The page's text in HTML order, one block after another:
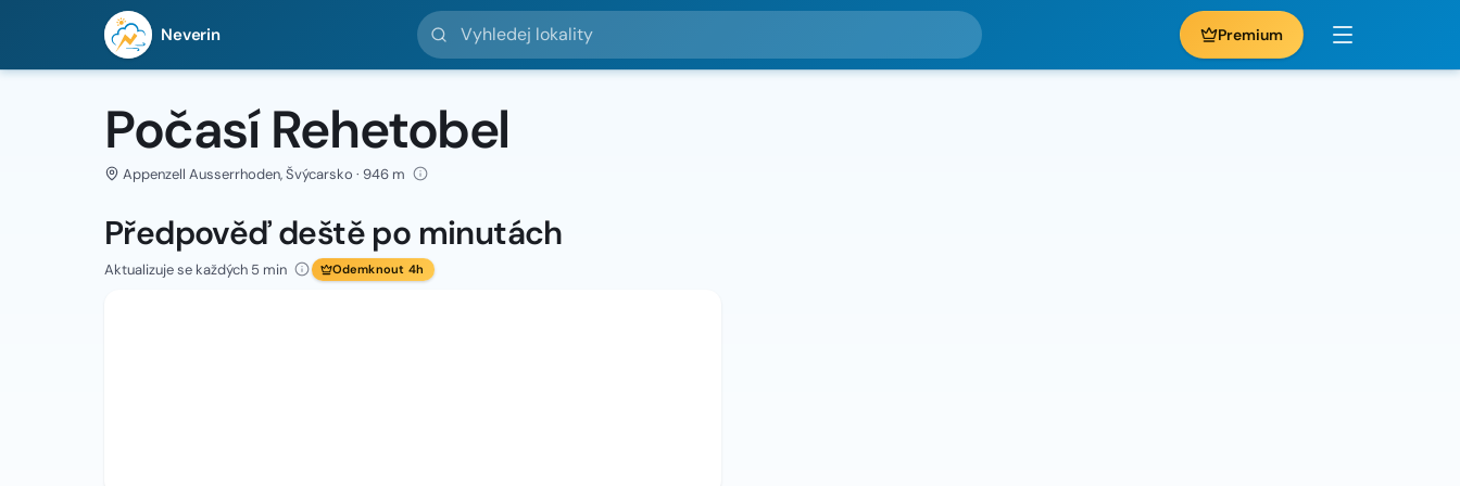
Neverin
Vyhledej lokality
Premium
Počasí Rehetobel
Appenzell Ausserrhoden, Švýcarsko · 946 m
Předpověď deště po minutách
Aktualizuje se každých 5 min Odemknout 4h